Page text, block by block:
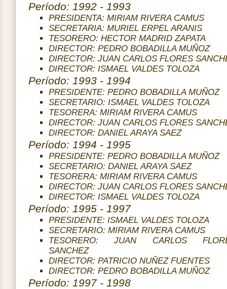
Período: 1992 - 1993
PRESIDENTA: MIRIAM RIVERA CAMUS
SECRETARIA: MURIEL ERPEL ARANIS
TESORERO: HECTOR MADRID ZAPATA
DIRECTOR: PEDRO BOBADILLA MUÑOZ
DIRECTOR: JUAN CARLOS FLORES
DIRECTOR: ISMAEL VALDES TOLOZA
Período: 1993 - 1994
PRESIDENTE: PEDRO BOBADILLA MUÑOZ
SECRETARIO: ISMAEL VALDES TOLOZA
TESORERA: MIRIAM RIVERA CAMUS
DIRECTOR: JUAN CARLOS FLORES
DIRECTOR: DANIEL ARAYA SAEZ
Período: 1994 - 1995
PRESIDENTE: PEDRO BOBADILLA MUÑOZ
SECRETARIO: DANIEL ARAYA SAEZ
TESORERA: MIRIAM RIVERA CAMUS
DIRECTOR: JUAN CARLOS FLORES
DIRECTOR: ISMAEL VALDES TOLOZA
Período: 1995 - 1997
PRESIDENTE: ISMAEL VALDES TOLOZA
SECRETARIO: MIRIAM RIVERA CAMUS
TESORERO: JUAN CARLOS
SANCHEZ
DIRECTOR: PATRICIO NUÑEZ FUENTES
DIRECTOR: PEDRO BOBADILLA MUÑOZ
Período: 1997 - 1998